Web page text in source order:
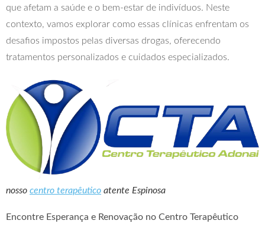
que afetam a saúde e o bem-estar de indivíduos. Neste
contexto, vamos explorar como essas clínicas enfrentam os
desafios impostos pelas diversas drogas, oferecendo
tratamentos personalizados e cuidados especializados.
nosso centro terapêutico atente Espinosa
Encontre Esperança e Renovação no Centro Terapêutico